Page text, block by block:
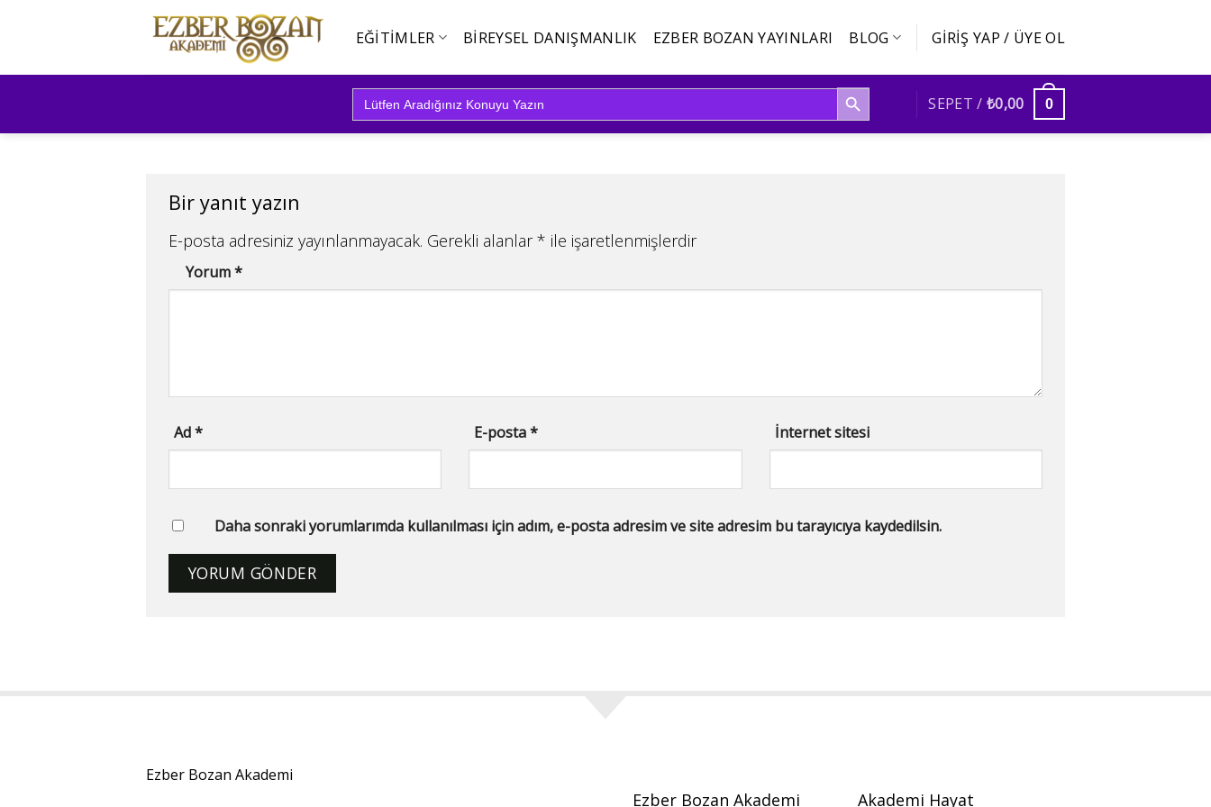
EĞITIMLER BIREYSEL DANIŞMANLIK EZBER BOZAN YAYINLARI BLOG GIRIŞ YAP / ÜYE OL
Search
for:
SEARCH BUTTON
SEPET / ₺0,00 0
Bir yanıt yazın
E-posta adresiniz yayınlanmayacak. Gerekli alanlar * ile işaretlenmişlerdir
Yorum*
Ad* E-posta* İnternet sitesi
Daha sonraki yorumlarımda kullanılması için adım, e-posta adresim ve site adresim bu tarayıcıya kaydedilsin.
Ezber Bozan Akademi
Ezber Bozan Akademi Akademi Hayat